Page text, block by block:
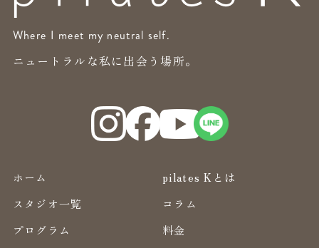
Where I meet my neutral self.
ニュートラルな私に出会う場所。
ホーム
pilates Kとは
スタジオ一覧
コラム
プログラム
料金